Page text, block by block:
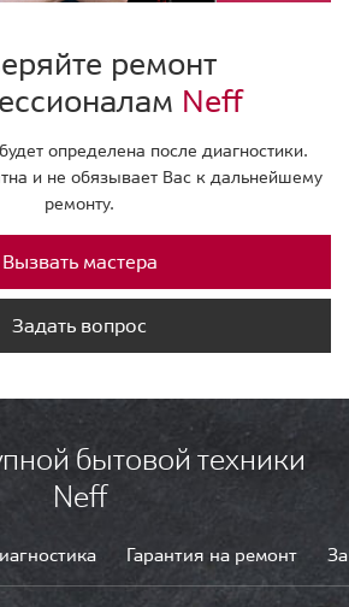
ремонт
Neff
определена после диагностики.
и не обязывает Вас к дальнейшему
ремонту.
Вызвать мастера
Задать вопрос
бытовой техники
Neff
Гарантия на ремонт